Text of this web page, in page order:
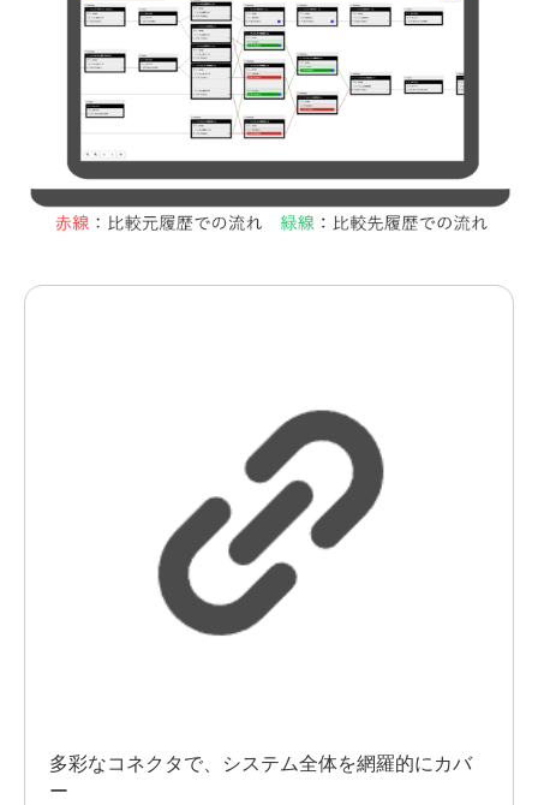
多彩なコネクタで、システム全体を網羅的にカバ
ー